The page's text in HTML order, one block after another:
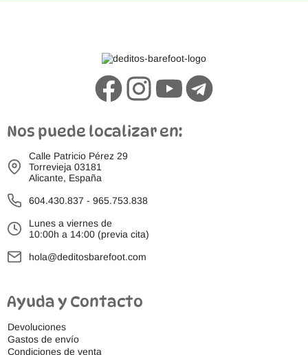
Nos puede localizar en:
Calle Patricio Pérez 29
Torrevieja 03181
Alicante, España
604.430.837 - 965.753.838
Lunes a viernes de
10:00h a 14:00 (previa cita)
hola@deditosbarefoot.com
Ayuda y Contacto
Devoluciones
Gastos de envío
Condiciones de venta